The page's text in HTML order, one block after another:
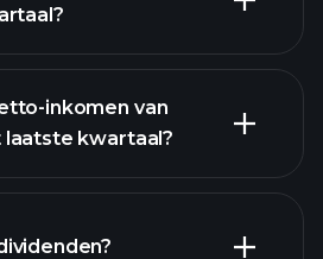
inkomen van
laatste kwartaal?